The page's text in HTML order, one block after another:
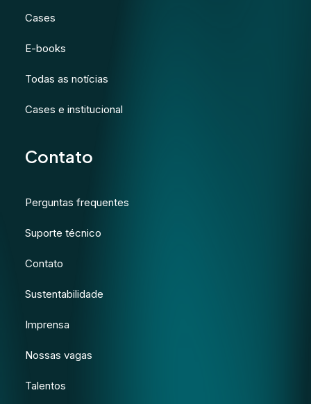
Cases
E-books
Todas as notícias
Cases e institucional
Contato
Perguntas frequentes
Suporte técnico
Contato
Sustentabilidade
Imprensa
Nossas vagas
Talentos